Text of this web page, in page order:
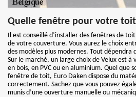
Quelle fenêtre pour votre
Il est conseillé d’installer des fenêtres de
de votre couverture. Vous aurez le choix
des modèles plus modernes. Tout
Sur le marché, un large choix de Velux est
en bois, en PVC ou en aluminium. Quel que
fenêtre de toit, Euro Daken dispose du
correctement. Sachez que vous pouvez
munis d’une ouverture manuelle ou